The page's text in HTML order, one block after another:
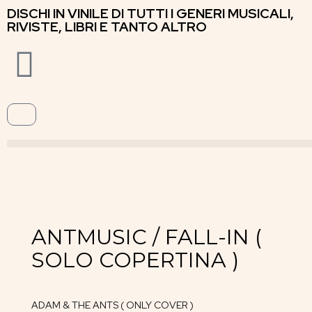
DISCHI IN VINILE DI TUTTI I GENERI MUSICALI,
RIVISTE, LIBRI E TANTO ALTRO
ANTMUSIC / FALL-IN (
SOLO COPERTINA )
ADAM & THE ANTS ( ONLY COVER )